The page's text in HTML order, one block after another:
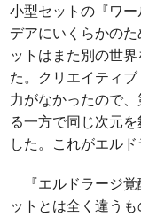
小型セットの『ワ
デアにいくらかの
ットはまた別の世
た。クリエイティ
力がなかったので
る一方で同じ次元
した。これがエル
『エルドラージ覚
ットとは全く違う